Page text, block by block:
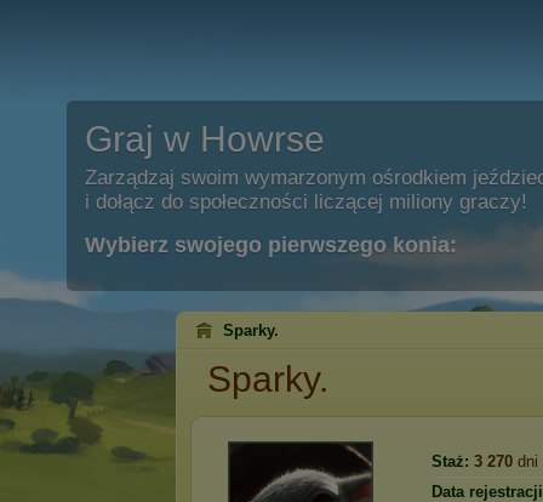
Graj w Howrse
Zarządzaj swoim wymarzonym ośrodkiem
i dołącz do społeczności liczącej miliony graczy!
Wybierz swojego pierwszego konia:
Sparky.
Sparky.
Staż: 3 270 dni
Data